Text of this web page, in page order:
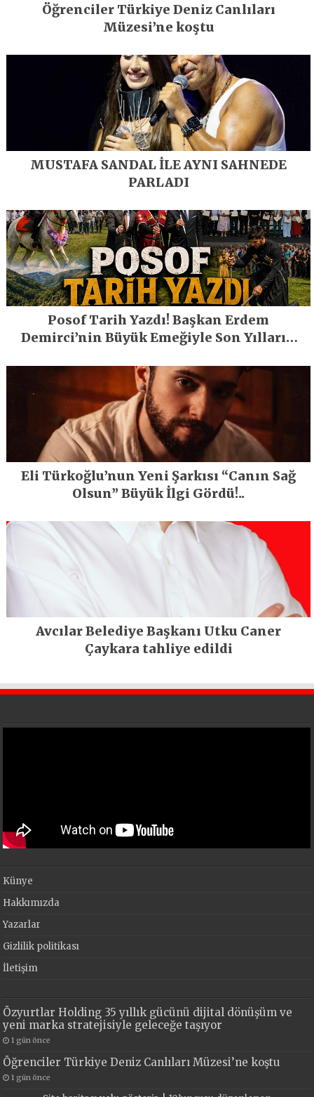
Öğrenciler Türkiye Deniz Canlıları
Müzesi’ne koştu
MUSTAFA SANDAL İLE AYNI SAHNEDE
PARLADI
Posof Tarih Yazdı! Başkan Erdem
Demirci’nin Büyük Emeğiyle Son Yılların
Eli Türkoğlu’nun Yeni Şarkısı “Canın Sağ
Olsun” Büyük İlgi Gördü!..
Avcılar Belediye Başkanı Utku Caner
Çaykara tahliye edildi
Künye
Hakkımızda
Yazarlar
Gizlilik politikası
İletişim
Özyurtlar Holding 35 yıllık gücünü dijital dönüşüm ve
yeni marka stratejisiyle geleceğe taşıyor
1 gün önce
Öğrenciler Türkiye Deniz Canlıları Müzesi’ne koştu
1 gün önce